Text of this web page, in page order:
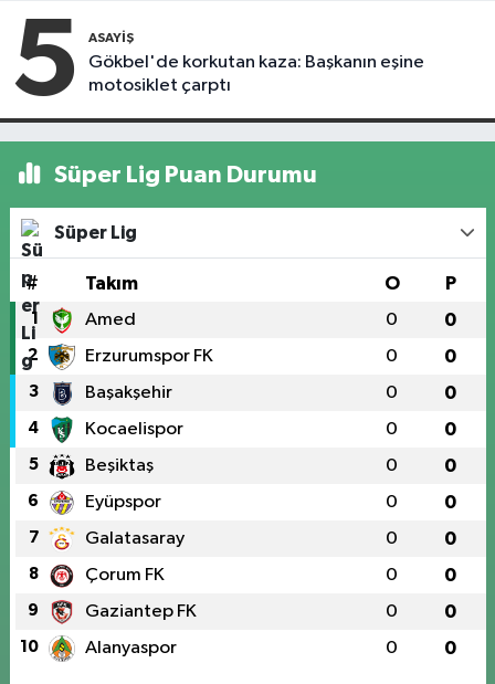
5 ASAYIŞ
Gökbel'de korkutan kaza: Başkanın eşine
motosiklet çarptı
Süper Lig Puan Durumu
Süper Lig
# Takım O P
1 Amed 0 0
2 Erzurumspor FK 0 0
3 Başakşehir 0 0
4 Kocaelispor 0 0
5 Beşiktaş 0 0
6 Eyüpspor 0 0
7 Galatasaray 0 0
8 Çorum FK 0 0
9 Gaziantep FK 0 0
10 Alanyaspor 0 0